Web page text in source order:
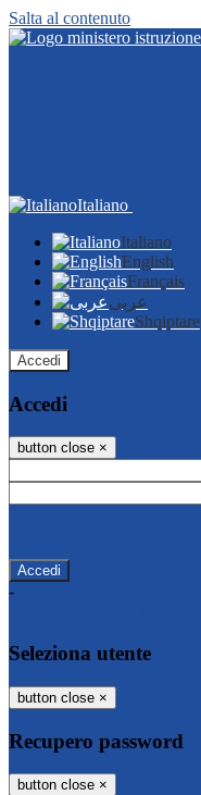
Salta al contenuto
Italiano
Italiano
English
Français
عربى
Shqiptare
Accedi
Accedi
button close ×
-
Seleziona utente
button close ×
Recupero password
button close ×